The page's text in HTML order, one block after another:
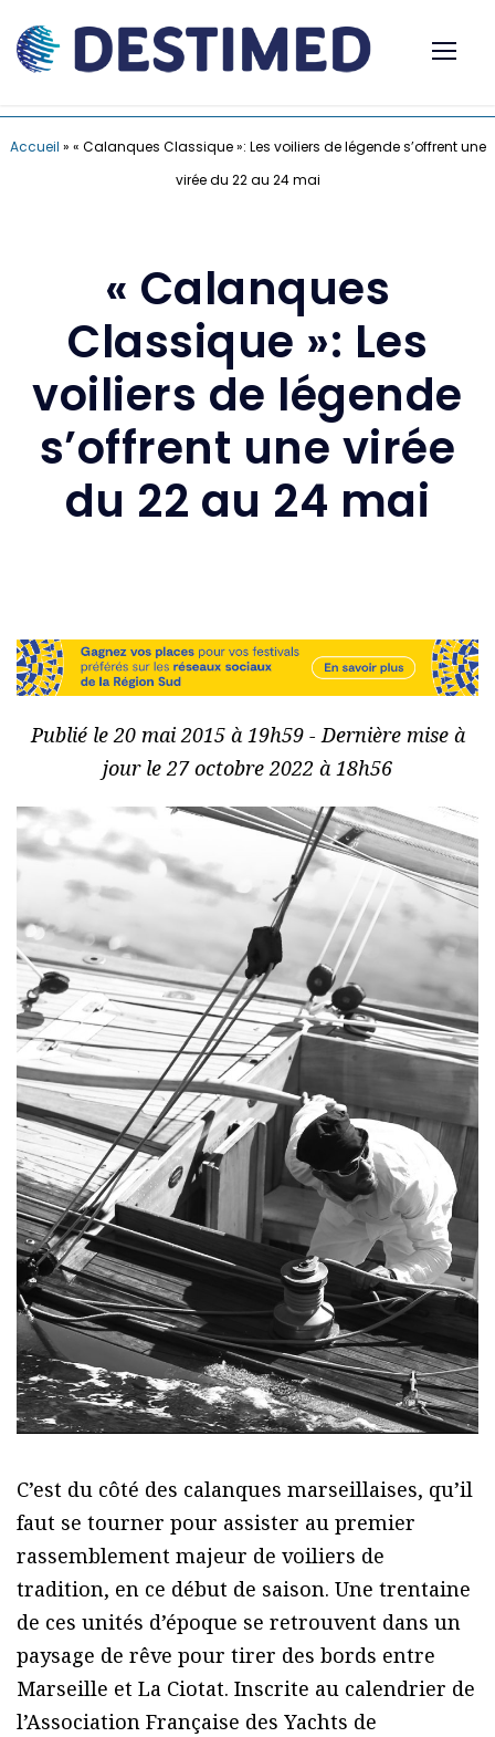
Accueil » « Calanques Classique »: Les voiliers de légende s’offrent une
virée du 22 au 24 mai
« Calanques
Classique »: Les
voiliers de légende
s’offrent une virée
du 22 au 24 mai
Publié le 20 mai 2015 à 19h59 - Dernière mise à
jour le 27 octobre 2022 à 18h56
C’est du côté des calanques marseillaises, qu’il
faut se tourner pour assister au premier
rassemblement majeur de voiliers de
tradition, en ce début de saison. Une trentaine
de ces unités d’époque se retrouvent dans un
paysage de rêve pour tirer des bords entre
Marseille et La Ciotat. Inscrite au calendrier de
l’Association Française des Yachts de